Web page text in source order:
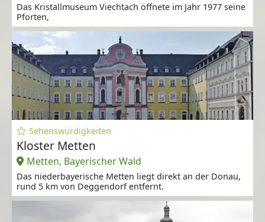
Das Kristallmuseum Viechtach öffnete im Jahr 1977 seine
Pforten,
Sehenswürdigkeiten
Kloster Metten
Metten, Bayerischer Wald
Das niederbayerische Metten liegt direkt an der Donau,
rund 5 km von Deggendorf entfernt.